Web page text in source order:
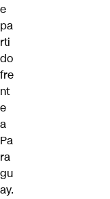
e
pa
rti
do
fre
nt
e
a
Pa
ra
gu
ay.